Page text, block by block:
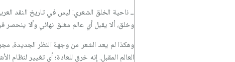
ــ ناحية الخلق الشعري: ليس في تاريخ النقد
وخلق، ألا يقبل أي عالم مغلق نهائي وألا ينحصر
وهكذا لم يعد الشعر من وجهة النظر الجديدة،
العالم المقبل. إنه خرق للعادة؛ أي تغيير لنظام